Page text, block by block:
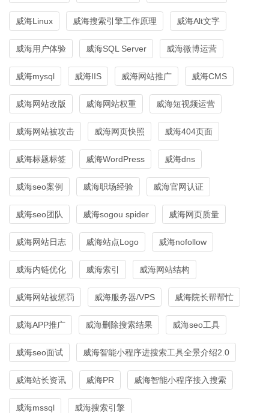
威海Linux 威海搜索引擎工作原理 威海Alt文字
威海用户体验 威海SQL Server 威海微博运营
威海mysql 威海IIS 威海网站推广 威海CMS
威海网站改版 威海网站权重 威海短视频运营
威海网站被攻击 威海网页快照 威海404页面
威海标题标签 威海WordPress 威海dns
威海seo案例 威海职场经验 威海官网认证
威海seo团队 威海sogou spider 威海网页质量
威海网站日志 威海站点Logo 威海nofollow
威海内链优化 威海索引 威海网站结构
威海网站被惩罚 威海服务器/VPS 威海院长帮帮忙
威海APP推广 威海删除搜索结果 威海seo工具
威海seo面试 威海智能小程序进搜索工具全景介绍2.0
威海站长资讯 威海PR 威海智能小程序接入搜索
威海mssql 威海搜索引擎